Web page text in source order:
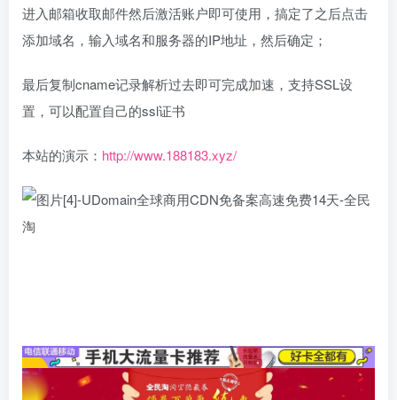
进入邮箱收取邮件然后激活账户即可使用，搞定了之后点击
添加域名，输入域名和服务器的IP地址，然后确定；
最后复制cname记录解析过去即可完成加速，支持SSL设
置，可以配置自己的ssl证书
本站的演示： http://www.188183.xyz/